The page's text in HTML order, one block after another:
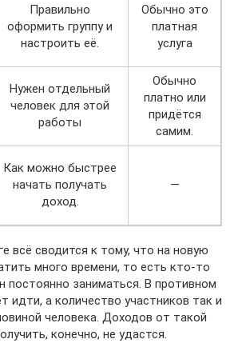
Правильно
оформить группу и
настроить её.
Обычно это
платная
услуга
Нужен отдельный
человек для этой
работы
Обычно
платно или
придётся
самим.
Как можно быстрее
начать получать
доход.
—
всё сводится к тому, что на новую
много времени, то есть кто-то
постоянно заниматься. В противном
идти, а количество участников так и
человека. Доходов от такой
конечно, не удастся.